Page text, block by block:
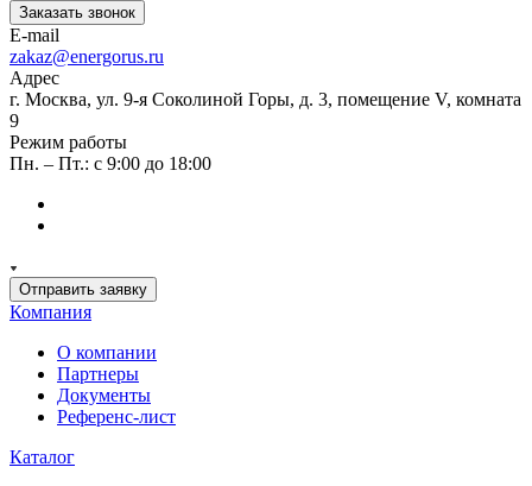
Заказать звонок
E-mail
zakaz@energorus.ru
Адрес
г. Москва, ул. 9-я Соколиной Горы, д. 3, помещение V, комната
9
Режим работы
Пн. – Пт.: с 9:00 до 18:00
Отправить заявку
Компания
О компании
Партнеры
Документы
Референс-лист
Каталог